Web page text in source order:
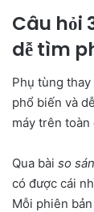
Câu hỏi
dễ tìm
Phụ tùng
phổ biến và
máy trên toàn
Qua bài so
có được cái
Mỗi phiên